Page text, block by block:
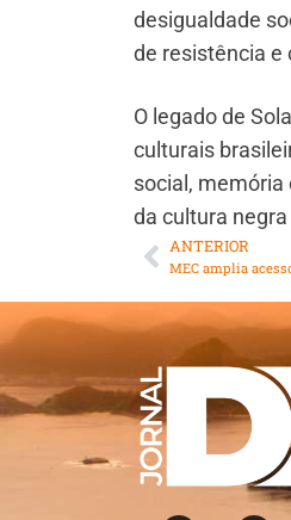
desigualdade
de resistência e
O legado de
culturais
social, memória
da cultura
ANTERIOR